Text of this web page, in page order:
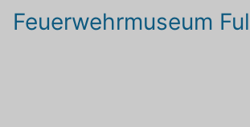
Feuerwehrmuseum